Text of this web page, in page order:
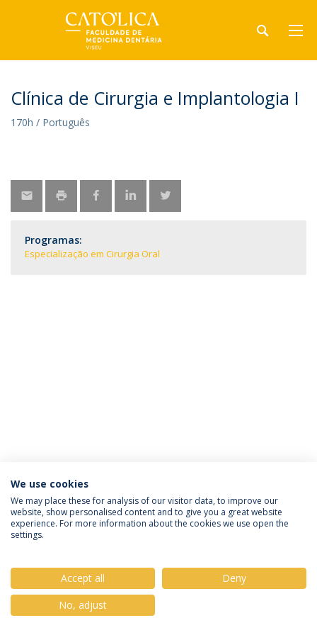
Clínica de Cirurgia e Implantologia I
170h / Português
Programas:
Especialização em Cirurgia Oral
Política de Privacidade
Termos & Condições
Direitos do Titular dos Dados
© 2026 Universidade Católica Portuguesa
We use cookies
We may place these for analysis of our visitor data, to improve our
website, show personalised content and to give you a great website
experience. For more information about the cookies we use open the
settings.
Accept all
Deny
No, adjust